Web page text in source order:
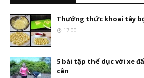
Thưởng thức khoai tây
17:00
5 bài tập thể dục với xe
cân